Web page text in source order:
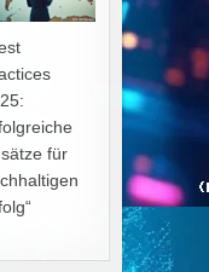
für